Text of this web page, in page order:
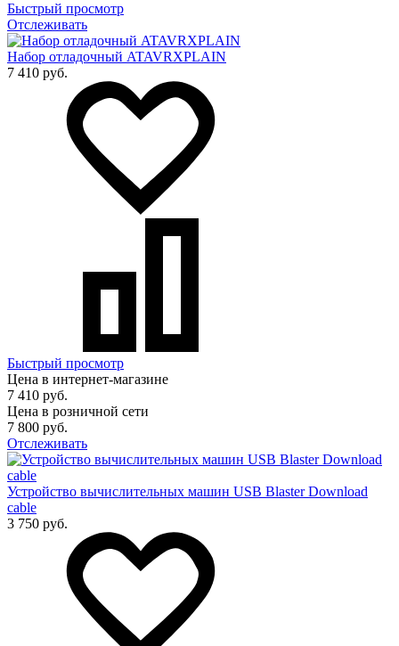
Быстрый просмотр
Отслеживать
Набор отладочный ATAVRXPLAIN
7 410 руб.
Быстрый просмотр
Цена в интернет-магазине
7 410 руб.
Цена в розничной сети
7 800 руб.
Отслеживать
Устройство вычислительных машин USB Blaster Download
cable
3 750 руб.